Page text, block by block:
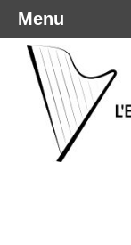
Menu